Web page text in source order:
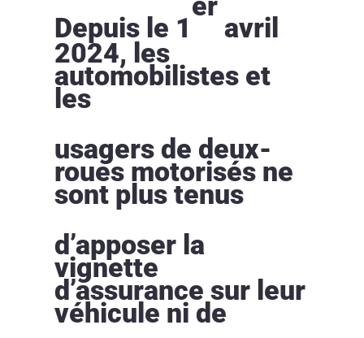
Depuis le 1 avril
2024, les
automobilistes et
les
usagers de deux-
roues motorisés ne
sont plus tenus
d’apposer la
vignette
d’assurance sur leur
véhicule ni de